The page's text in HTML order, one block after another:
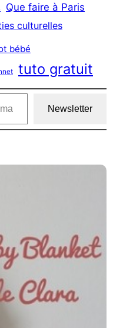
Que faire à Paris
culturelles
bébé
tuto gratuit
Newsletter